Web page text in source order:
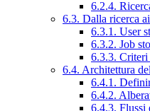
6.2.4.
6.3. Dalla ricerca
6.3.1. User
6.3.2. Job
6.3.3. Criteri
6.4. Architettura
6.4.1.
6.4.2.
6.4.3. Flussi